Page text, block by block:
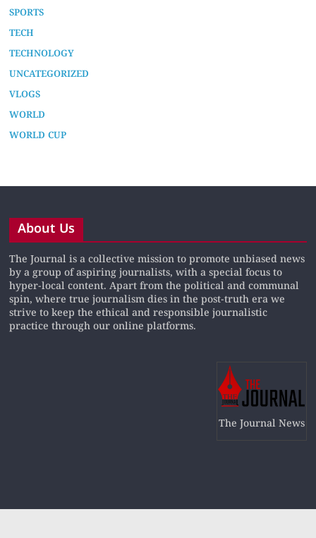
SPORTS
TECH
TECHNOLOGY
UNCATEGORIZED
VLOGS
WORLD
WORLD CUP
About Us
The Journal is a collective mission to promote unbiased news
by a group of aspiring journalists, with a special focus to
hyper-local content. Apart from the political and communal
spin, where true journalism dies in the post-truth era we
strive to keep the ethical and responsible journalistic
practice through our online platforms.
The Journal News